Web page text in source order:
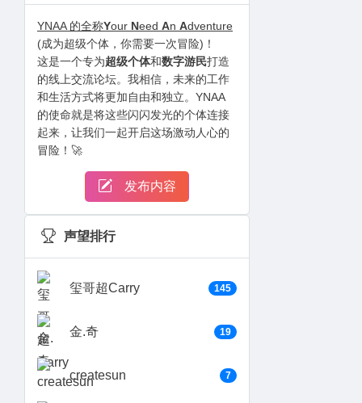
YNAA 的全称Your Need An Adventure
(成为超级个体，你需要一次冒险)！
这是一个专为超级个体和数字游民打造
的线上交流论坛。我相信，未来的工作
和生活方式将更加自由和独立。YNAA
的使命就是将这些闪闪发光的个体连接
起来，让我们一起开启这场激动人心的
冒险！🚀
发布内容
声望排行
玺哥超Carry 145
金.奇 19
createsun 7